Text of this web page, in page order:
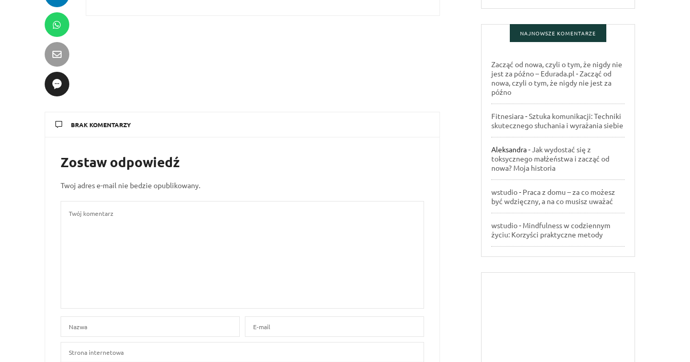
BRAK KOMENTARZY
Zostaw odpowiedź
Twoj adres e-mail nie bedzie opublikowany.
NAJNOWSZE KOMENTARZE
Zacząć od nowa, czyli o tym, że nigdy nie
jest za późno – Edurada.pl -Zacząć od
nowa, czyli o tym, że nigdy nie jest za
późno
Fitnesiara-Sztuka komunikacji: Techniki
skutecznego słuchania i wyrażania siebie
Aleksandra-Jak wydostać się z
toksycznego małżeństwa i zacząć od
nowa? Moja historia
wstudio- Praca z domu – za co możesz
być wdzięczny, a na co musisz uważać
wstudio- Mindfulness w codziennym
życiu: Korzyści praktyczne metody